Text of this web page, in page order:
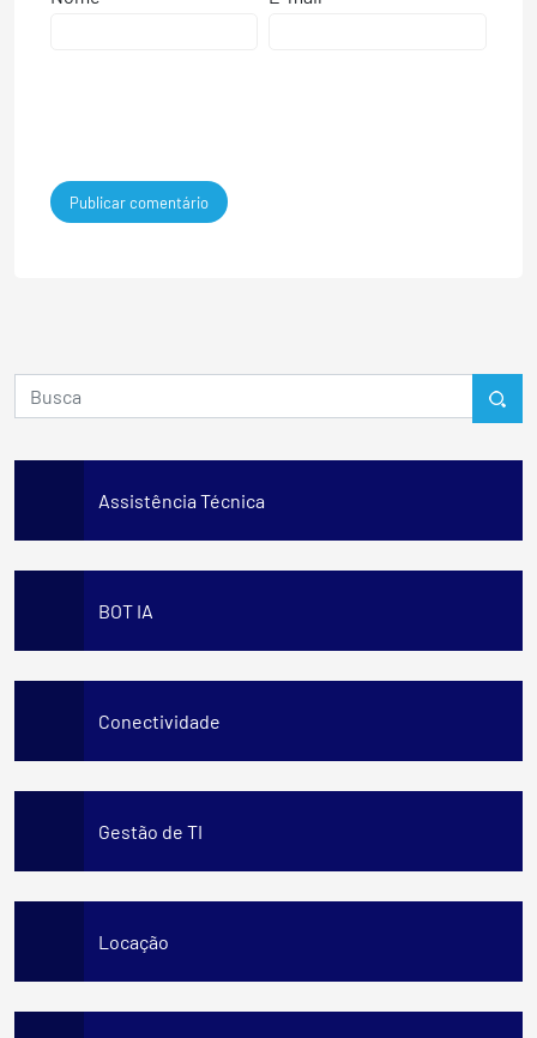
Assistência Técnica
BOT IA
Conectividade
Gestão de TI
Locação